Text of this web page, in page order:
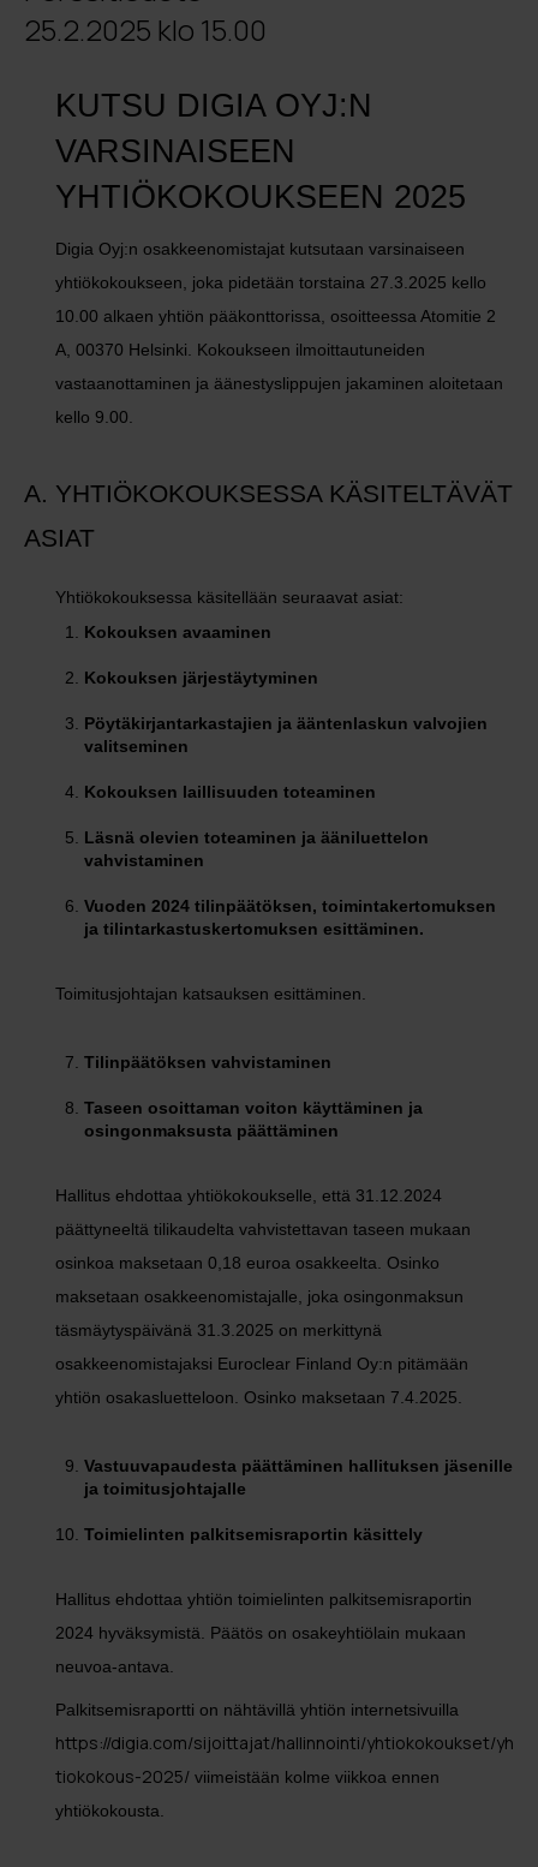
25.2.2025 klo 15.00
KUTSU DIGIA OYJ:N
VARSINAISEEN
YHTIÖKOKOUKSEEN 2025
Digia Oyj:n osakkeenomistajat kutsutaan varsinaiseen
yhtiökokoukseen, joka pidetään torstaina 27.3.2025 kello
10.00 alkaen yhtiön pääkonttorissa, osoitteessa Atomitie 2
A, 00370 Helsinki. Kokoukseen ilmoittautuneiden
vastaanottaminen ja äänestyslippujen jakaminen aloitetaan
kello 9.00.
A. YHTIÖKOKOUKSESSA KÄSITELTÄVÄT
ASIAT
Yhtiökokouksessa käsitellään seuraavat asiat:
Kokouksen avaaminen
Kokouksen järjestäytyminen
Pöytäkirjantarkastajien ja ääntenlaskun valvojien
valitseminen
Kokouksen laillisuuden toteaminen
Läsnä olevien toteaminen ja ääniluettelon
vahvistaminen
Vuoden 2024 tilinpäätöksen, toimintakertomuksen
ja tilintarkastuskertomuksen esittäminen.
Toimitusjohtajan katsauksen esittäminen.
Tilinpäätöksen vahvistaminen
Taseen osoittaman voiton käyttäminen ja
osingonmaksusta päättäminen
Hallitus ehdottaa yhtiökokoukselle, että 31.12.2024
päättyneeltä tilikaudelta vahvistettavan taseen mukaan
osinkoa maksetaan 0,18 euroa osakkeelta. Osinko
maksetaan osakkeenomistajalle, joka osingonmaksun
täsmäytyspäivänä 31.3.2025 on merkittynä
osakkeenomistajaksi Euroclear Finland Oy:n pitämään
yhtiön osakasluetteloon. Osinko maksetaan 7.4.2025.
Vastuuvapaudesta päättäminen hallituksen jäsenille
ja toimitusjohtajalle
Toimielinten palkitsemisraportin käsittely
Hallitus ehdottaa yhtiön toimielinten palkitsemisraportin
2024 hyväksymistä. Päätös on osakeyhtiölain mukaan
neuvoa-antava.
Palkitsemisraportti on nähtävillä yhtiön internetsivuilla
https://digia.com/sijoittajat/hallinnointi/yhtiokokoukset/yh
tiokokous-2025/ viimeistään kolme viikkoa ennen
yhtiökokousta.